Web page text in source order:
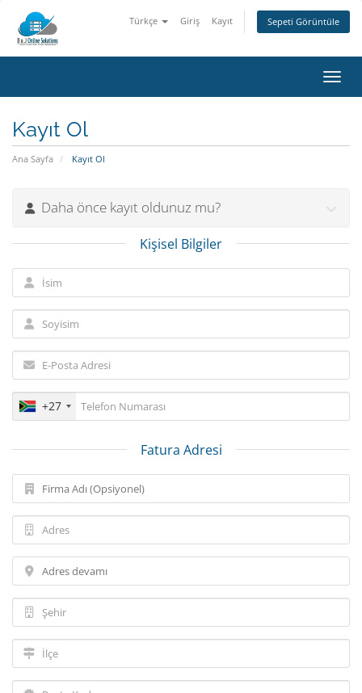
Türkçe Giriş Kayıt Sepeti Görüntüle
Kayıt Ol
Ana Sayfa Kayıt Ol
Daha önce kayıt oldunuz mu?
Kişisel Bilgiler
+27
Fatura Adresi